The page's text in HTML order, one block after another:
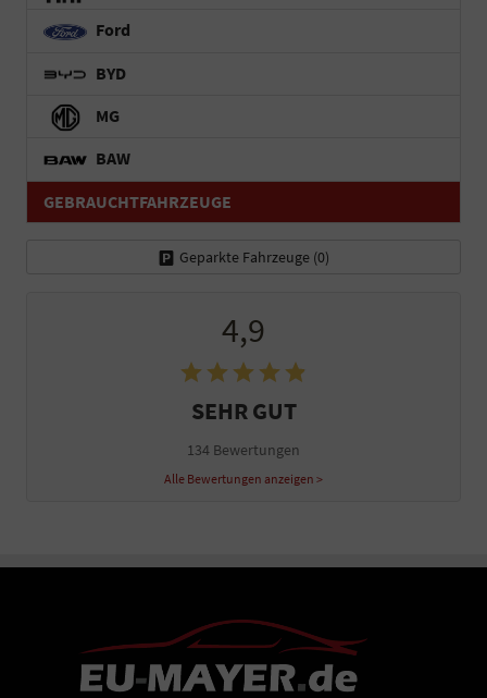
Ford
BYD
MG
BAW
GEBRAUCHTFAHRZEUGE
Geparkte Fahrzeuge (0)
4,9
SEHR GUT
134 Bewertungen
Alle Bewertungen anzeigen >